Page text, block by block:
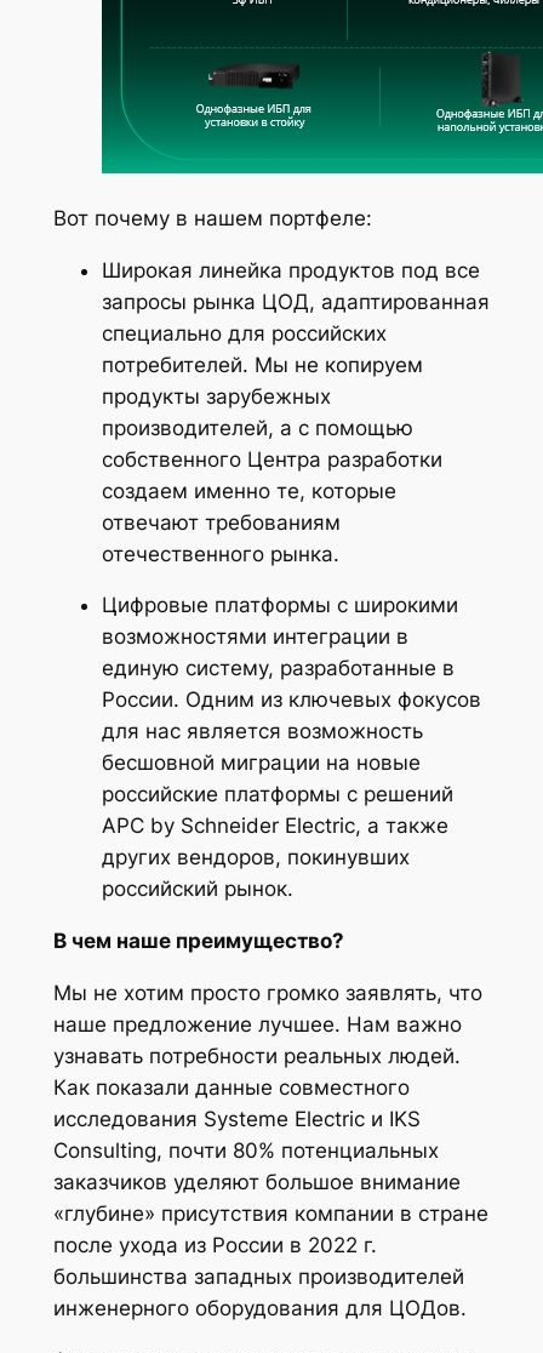
Вот почему в нашем портфеле:
Широкая линейка продуктов под все
запросы рынка ЦОД, адаптированная
специально для российских
потребителей. Мы не копируем
продукты зарубежных
производителей, а с помощью
собственного Центра разработки
создаем именно те, которые
отвечают требованиям
отечественного рынка.
Цифровые платформы с широкими
возможностями интеграции в
единую систему, разработанные в
России. Одним из ключевых фокусов
для нас является возможность
бесшовной миграции на новые
российские платформы с решений
APC by Schneider Electric, а также
других вендоров, покинувших
российский рынок.
В чем наше преимущество?
Мы не хотим просто громко заявлять, что
наше предложение лучшее. Нам важно
узнавать потребности реальных людей.
Как показали данные совместного
исследования Systeme Electric и IKS
Consulting, почти 80% потенциальных
заказчиков уделяют большое внимание
«глубине» присутствия компании в стране
после ухода из России в 2022 г.
большинства западных производителей
инженерного оборудования для ЦОДов.